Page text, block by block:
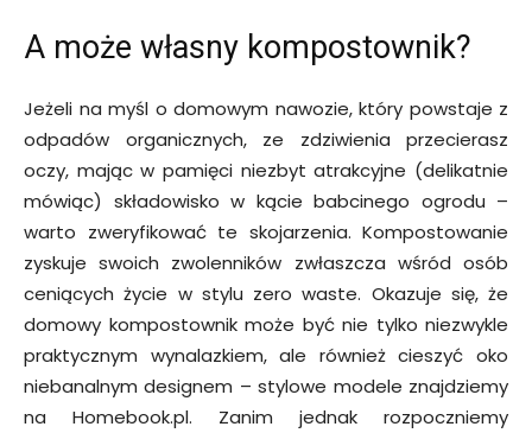
A może własny kompostownik?
Jeżeli na myśl o domowym nawozie, który powstaje z
odpadów organicznych, ze zdziwienia przecierasz
oczy, mając w pamięci niezbyt atrakcyjne (delikatnie
mówiąc) składowisko w kącie babcinego ogrodu –
warto zweryfikować te skojarzenia. Kompostowanie
zyskuje swoich zwolenników zwłaszcza wśród osób
ceniących życie w stylu zero waste. Okazuje się, że
domowy kompostownik może być nie tylko niezwykle
praktycznym wynalazkiem, ale również cieszyć oko
niebanalnym designem – stylowe modele znajdziemy
na Homebook.pl. Zanim jednak rozpoczniemy